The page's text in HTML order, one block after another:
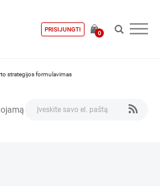
PRISIJUNGTI
0
strategijos formulavimas